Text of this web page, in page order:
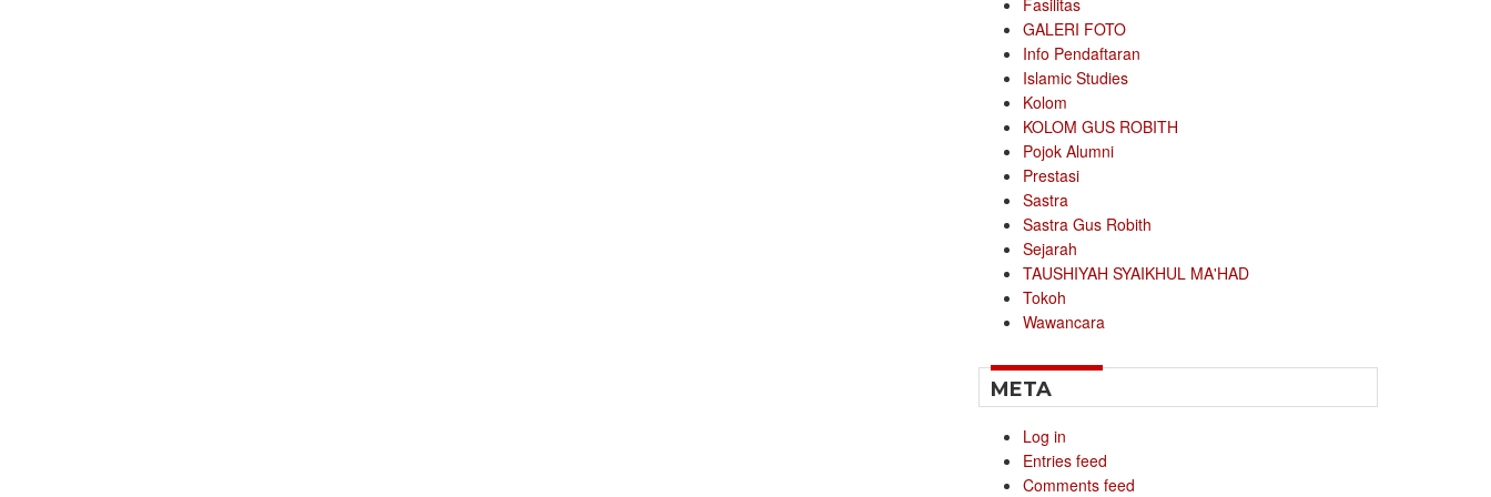
Fasilitas
GALERI FOTO
Info Pendaftaran
Islamic Studies
Kolom
KOLOM GUS ROBITH
Pojok Alumni
Prestasi
Sastra
Sastra Gus Robith
Sejarah
TAUSHIYAH SYAIKHUL MA'HAD
Tokoh
Wawancara
META
Log in
Entries feed
Comments feed